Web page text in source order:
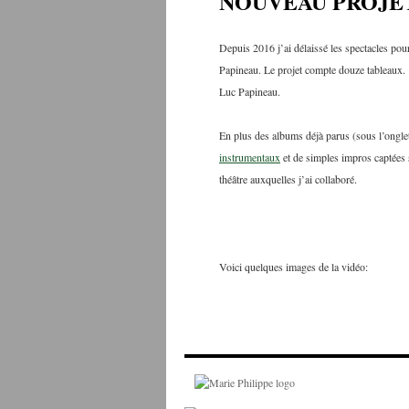
Depuis 2016 j’ai délaissé les spectacles
Papineau. Le projet compte douze
Luc Papineau.
En plus des albums déjà parus (sous
instrumentaux et de simples impros
théâtre auxquelles j’ai collaboré.
Voici quelques images de la vidéo: